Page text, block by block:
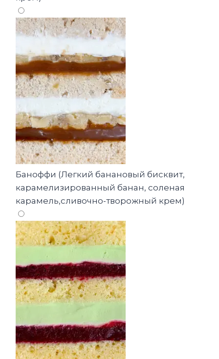
Баноффи (Легкий банановый бисквит,
карамелизированный банан, соленая
карамель,сливочно-творожный крем)